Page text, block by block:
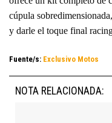
cúpula
y darle el toque final
Fuente/s: Exclusivo Motos
NOTA RELACIONADA: